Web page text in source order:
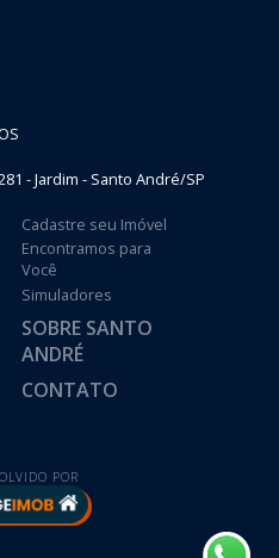
- Jardim - Santo André/SP
Cadastre seu Imóvel
Encontramos para
Você
Simuladores
SOBRE SANTO
ANDRÉ
CONTATO
POR